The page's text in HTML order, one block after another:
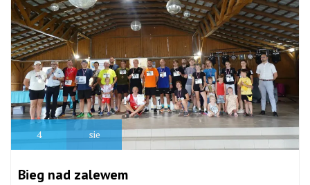
4 sie
Bieg nad zalewem